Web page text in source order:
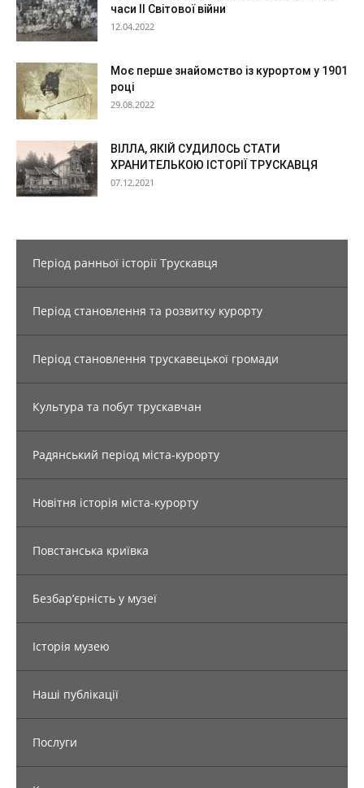
часи ІІ Світової війни
12.04.2022
Моє перше знайомство із курортом у 1901
році
29.08.2022
ВІЛЛА, ЯКІЙ СУДИЛОСЬ СТАТИ
ХРАНИТЕЛЬКОЮ ІСТОРІЇ ТРУСКАВЦЯ
07.12.2021
Період ранньої історії Трускавця
Період становлення та розвитку курорту
Період становлення трускавецької громади
Культура та побут трускавчан
Радянський період міста-курорту
Новітня історія міста-курорту
Повстанська криївка
Безбар’єрність у музеї
Історія музею
Наші публікації
Послуги